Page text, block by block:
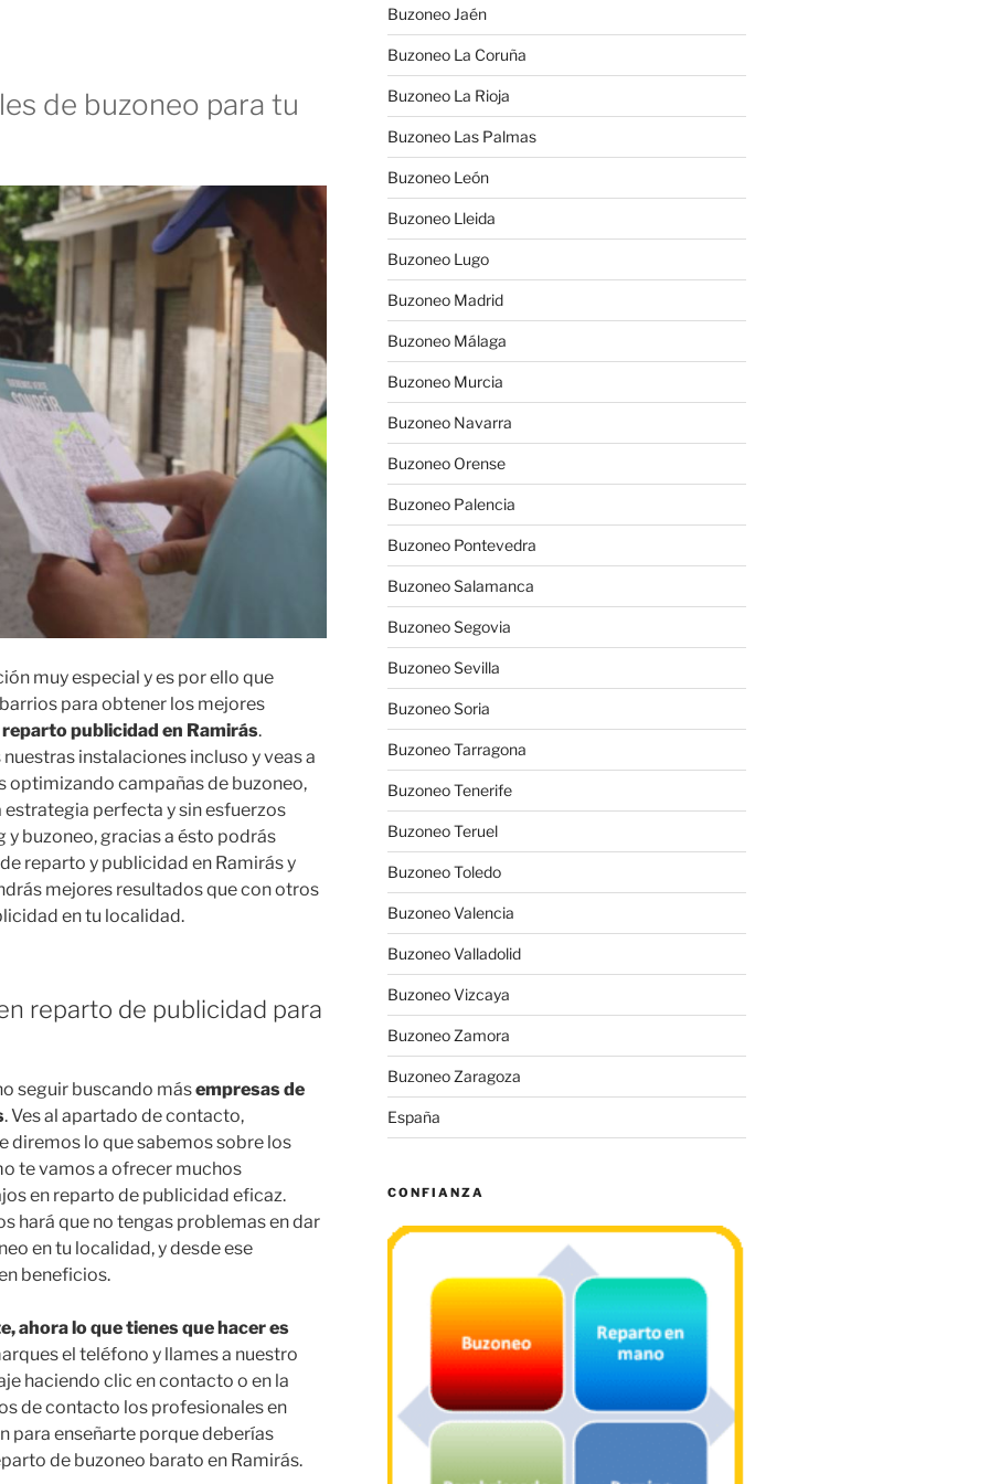
de buzoneo para tu
muy especial y es por ello que
para obtener los mejores
publicidad en Ramirás.
instalaciones incluso y veas a
campañas de buzoneo,
perfecta y sin esfuerzos
buzoneo, gracias a ésto podrás
reparto y publicidad en Ramirás y
mejores resultados que con otros
en tu localidad.
reparto de publicidad para
seguir buscando másempresas de
. Ves al apartado de contacto,
diremos lo que sabemos sobre los
te vamos a ofrecer muchos
en reparto de publicidad eficaz.
hará que no tengas problemas en dar
en tu localidad, y desde ese
beneficios.
ahora lo que tienes que hacer es
el teléfono y llames a nuestro
haciendo clic en contacto o en la
de contacto los profesionales en
para enseñarte porque deberías
de buzoneo barato en Ramirás.
Buzoneo Jaén
Buzoneo La Coruña
Buzoneo La Rioja
Buzoneo Las Palmas
Buzoneo León
Buzoneo Lleida
Buzoneo Lugo
Buzoneo Madrid
Buzoneo Málaga
Buzoneo Murcia
Buzoneo Navarra
Buzoneo Orense
Buzoneo Palencia
Buzoneo Pontevedra
Buzoneo Salamanca
Buzoneo Segovia
Buzoneo Sevilla
Buzoneo Soria
Buzoneo Tarragona
Buzoneo Tenerife
Buzoneo Teruel
Buzoneo Toledo
Buzoneo Valencia
Buzoneo Valladolid
Buzoneo Vizcaya
Buzoneo Zamora
Buzoneo Zaragoza
España
CONFIANZA